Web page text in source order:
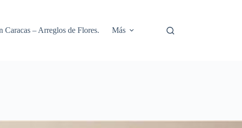
Caracas – Arreglos de Flores. Más